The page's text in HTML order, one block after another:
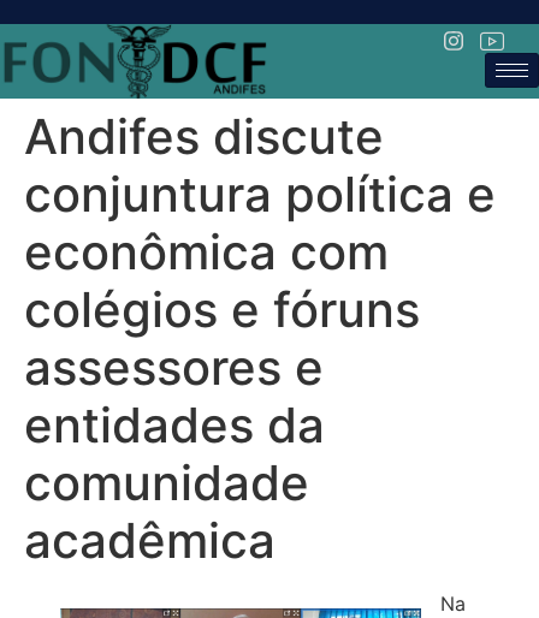
Andifes discute
conjuntura política e
econômica com
colégios e fóruns
assessores e
entidades da
comunidade
acadêmica
Na